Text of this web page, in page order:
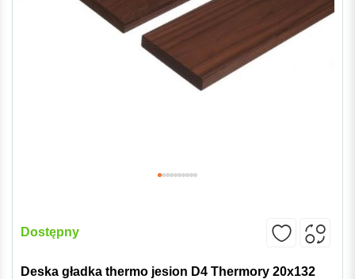
Dostępny
Deska gładka thermo jesion D4 Thermory 20x132